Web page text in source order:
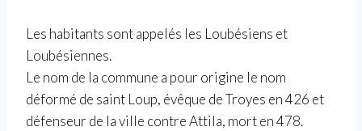
Les habitants sont appelés les Loubésiens et
Loubésiennes.
Le nom de la commune a pour origine le nom
déformé de saint Loup, évêque de Troyes en 426 et
défenseur de la ville contre Attila, mort en 478.